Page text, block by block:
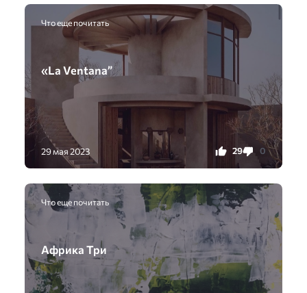
Что еще почитать
«La Ventana”
29 мая 2023 29 0
Что еще почитать
Африка Три